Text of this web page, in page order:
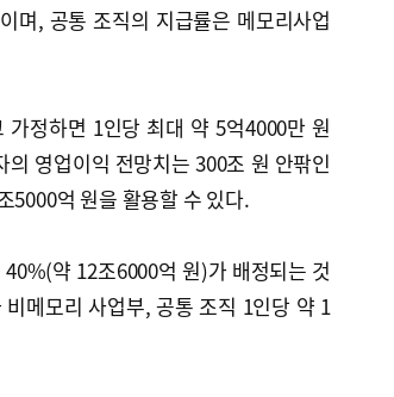
며, 공통 조직의 지급률은 메모리사업
정하면 1인당 최대 약 5억4000만 원
영업이익 전망치는 300조 원 안팎인
5000억 원을 활용할 수 있다.
약 12조6000억 원)가 배정되는 것
메모리 사업부, 공통 조직 1인당 약 1